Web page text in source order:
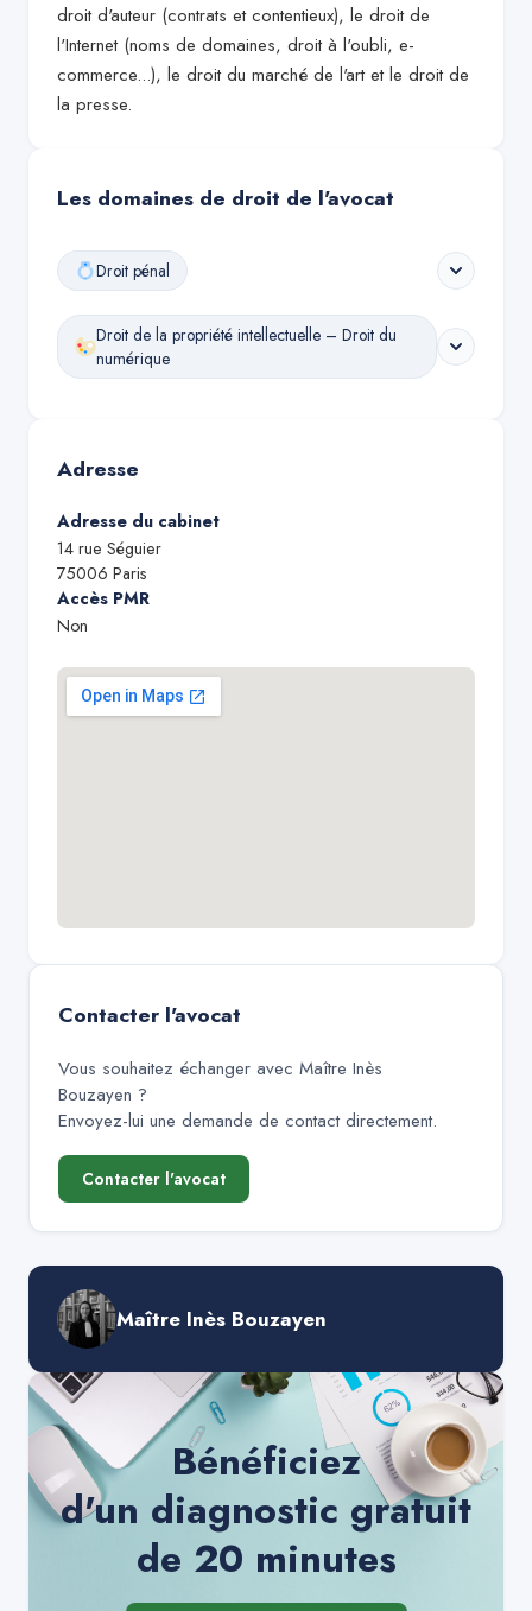
droit d'auteur (contrats et contentieux), le droit de
l'Internet (noms de domaines, droit à l'oubli, e-
commerce...), le droit du marché de l'art et le droit de
la presse.
Les domaines de droit de l'avocat
Droit pénal
Droit de la propriété intellectuelle – Droit du
numérique
Adresse
Adresse du cabinet
14 rue Séguier
75006 Paris
Accès PMR
Non
Contacter l'avocat
Vous souhaitez échanger avec Maître Inès
Bouzayen ?
Envoyez-lui une demande de contact directement.
Contacter l'avocat
Maître Inès Bouzayen
Bénéficiez
d'un diagnostic gratuit
de 20 minutes